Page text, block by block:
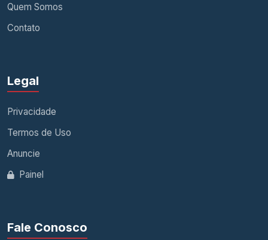
Quem Somos
Contato
Legal
Privacidade
Termos de Uso
Anuncie
Painel
Fale Conosco